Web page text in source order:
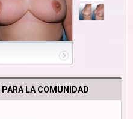
PARA LA COMUNIDAD